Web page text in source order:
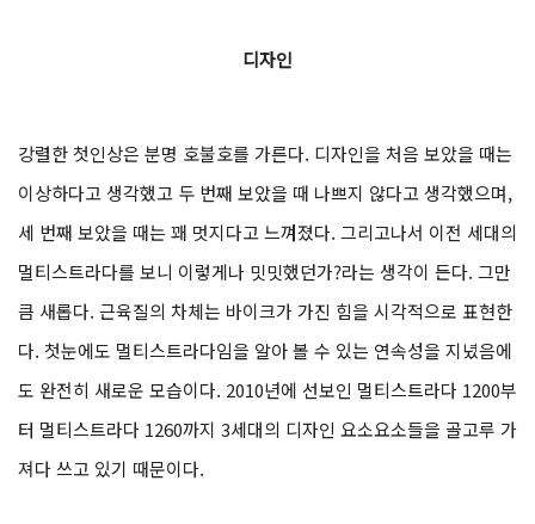
디자인
강렬한 첫인상은 분명 호불호를 가른다. 디자인을 처음 보았을 때는
이상하다고 생각했고 두 번째 보았을 때 나쁘지 않다고 생각했으며,
세 번째 보았을 때는 꽤 멋지다고 느껴졌다. 그리고나서 이전 세대의
멀티스트라다를 보니 이렇게나 밋밋했던가?라는 생각이 든다. 그만
큼 새롭다. 근육질의 차체는 바이크가 가진 힘을 시각적으로 표현한
다. 첫눈에도 멀티스트라다임을 알아 볼 수 있는 연속성을 지녔음에
도 완전히 새로운 모습이다. 2010년에 선보인 멀티스트라다 1200부
터 멀티스트라다 1260까지 3세대의 디자인 요소요소들을 골고루 가
져다 쓰고 있기 때문이다.